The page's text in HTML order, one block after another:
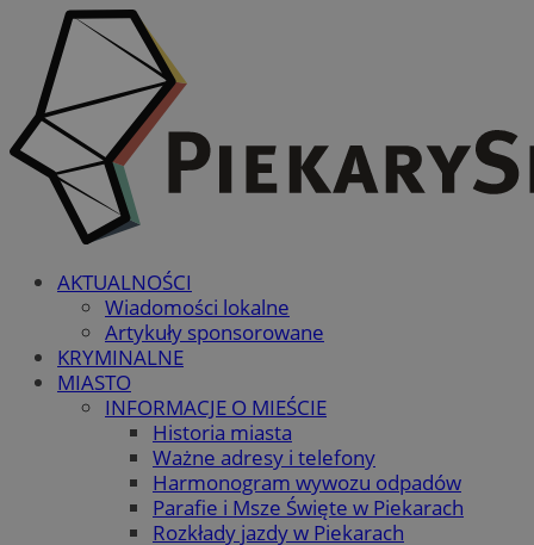
AKTUALNOŚCI
Wiadomości lokalne
Artykuły sponsorowane
KRYMINALNE
MIASTO
INFORMACJE O MIEŚCIE
Historia miasta
Ważne adresy i telefony
Harmonogram wywozu odpadów
Parafie i Msze Święte w Piekarach
Rozkłady jazdy w Piekarach